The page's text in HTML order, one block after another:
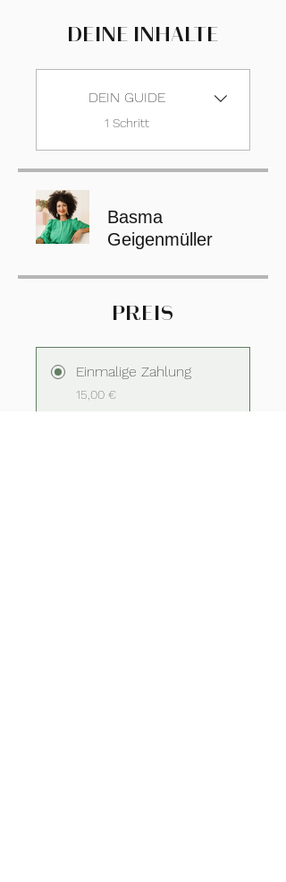
DEINE INHALTE
DEIN GUIDE
.
1 Schritt
Basma
Geigenmüller
PREIS
Einmalige Zahlung
15,00 €